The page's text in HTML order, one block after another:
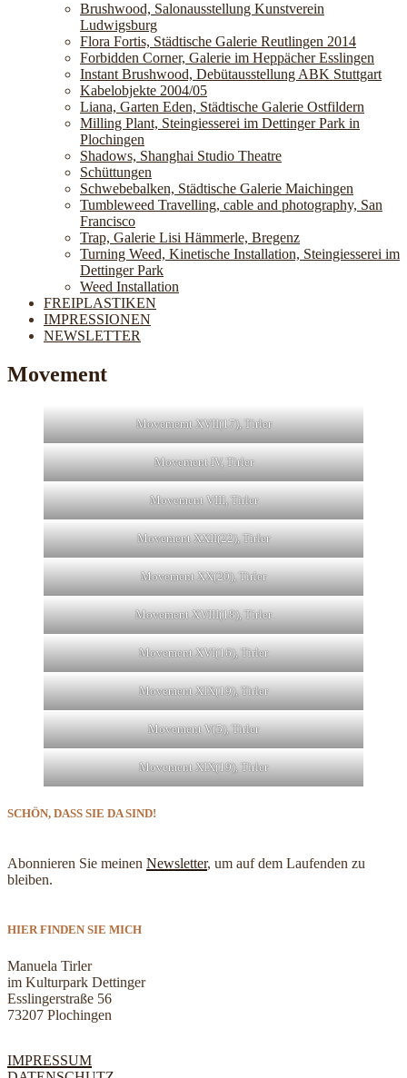
Brushwood, Salonausstellung Kunstverein
Ludwigsburg
Flora Fortis, Städtische Galerie Reutlingen 2014
Forbidden Corner, Galerie im Heppächer Esslingen
Instant Brushwood, Debütausstellung ABK Stuttgart
Kabelobjekte 2004/05
Liana, Garten Eden, Städtische Galerie Ostfildern
Milling Plant, Steingiesserei im Dettinger Park in
Plochingen
Shadows, Shanghai Studio Theatre
Schüttungen
Schwebebalken, Städtische Galerie Maichingen
Tumbleweed Travelling, cable and photography, San
Francisco
Trap, Galerie Lisi Hämmerle, Bregenz
Turning Weed, Kinetische Installation, Steingiesserei im
Dettinger Park
Weed Installation
FREIPLASTIKEN
IMPRESSIONEN
NEWSLETTER
Movement
Movememt XVII(17), Tirler
Movement IV, Tirler
Movement VIII, Tirler
Movement XXII(22), Tirler
Movement XX(20), Tirler
Movement XVIII(18), Tirler
Movement XVI(16), Tirler
Movement XIX(19), Tirler
Movement V(5), Tirler
Movement XIX(19), Tirler
SCHÖN, DASS SIE DA SIND!
Abonnieren Sie meinen Newsletter, um auf dem Laufenden zu
bleiben.
HIER FINDEN SIE MICH
Manuela Tirler
im Kulturpark Dettinger
Esslingerstraße 56
73207 Plochingen
IMPRESSUM